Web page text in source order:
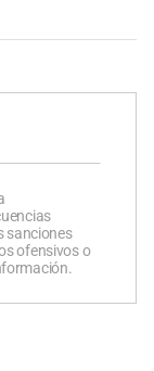
sanciones
ofensivos o